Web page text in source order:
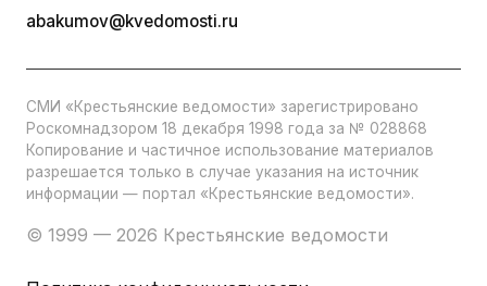
abakumov@kvedomosti.ru
СМИ «Крестьянские ведомости» зарегистрировано
Роскомнадзором 18 декабря 1998 года за № 028868
Копирование и частичное использование материалов
разрешается только в случае указания на источник
информации — портал «Крестьянские ведомости».
© 1999 — 2026 Крестьянские ведомости